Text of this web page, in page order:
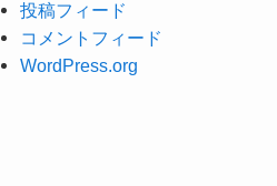
投稿フィード
コメントフィード
WordPress.org